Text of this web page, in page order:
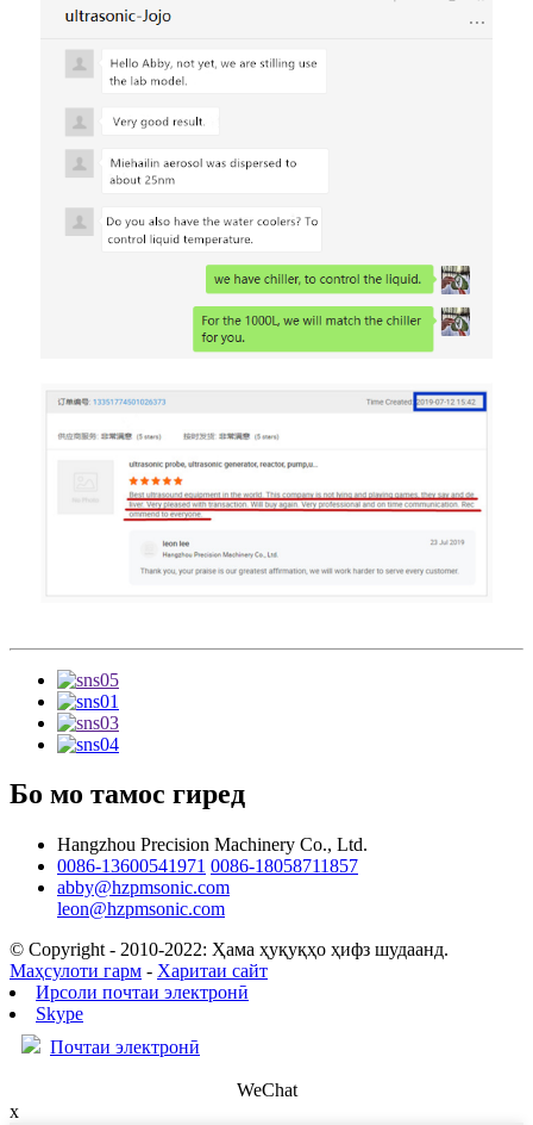
Бо мо тамос гиред
Hangzhou Precision Machinery Co., Ltd.
0086-13600541971 0086-18058711857
abby@hzpmsonic.com
leon@hzpmsonic.com
© Copyright - 2010-2022: Ҳама ҳуқуқҳо ҳифз шудаанд.
Маҳсулоти гарм - Харитаи сайт
Ирсоли почтаи электронӣ
Skype
Почтаи электронӣ
WeChat
x